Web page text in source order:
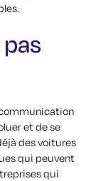
et de se
des voitures
qui peuvent
qui